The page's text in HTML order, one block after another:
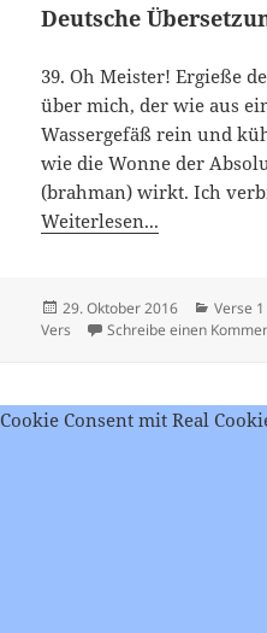
Deutsche
39. Oh Meister! Ergieße
über mich, der wie aus
Wassergefäß rein und
wie die Wonne der
(brahman) wirkt. Ich
Weiterlesen...
Veröffentlicht
am
29. Oktober 2016 Verse
Vers
Schreibe einen
Cookie Consent mit Real